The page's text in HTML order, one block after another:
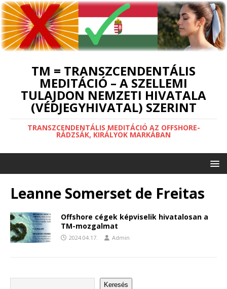
TM = TRANSZCENDENTÁLIS
MEDITÁCIÓ – A SZELLEMI
TULAJDON NEMZETI HIVATALA
(VÉDJEGYHIVATAL) SZERINT
TRANSZCENDENTÁLIS MEDITÁCIÓ AZ OFFSHORE-
RÁDZSÁK, KIRÁLYOK MARKÁBAN
Leanne Somerset de Freitas
Offshore cégek képviselik hivatalosan a
TM-mozgalmat
2024.04.17. Admin
Keresés